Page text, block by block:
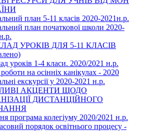
план 5-11 класів 2020-2021н.р.
план початкової школи 2020-
УРОКІВ ДЛЯ 5-11 КЛАСІВ
уроків 1-4 класи. 2020/2021 н.р.
на осінніх канікулах - 2020
екскурсії у 2020-2021 н.р.
АКЦЕНТИ ЩОДО
ДИСТАНЦІЙНОГО
програма колегіуму 2020/2021 н.р.
порядок освітнього процесу -